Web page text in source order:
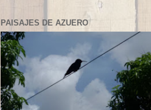
PAISAJES DE AZUERO